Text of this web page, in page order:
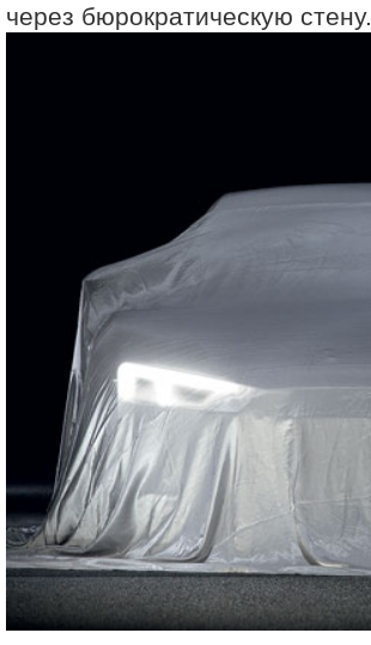
через бюрократическую стену.